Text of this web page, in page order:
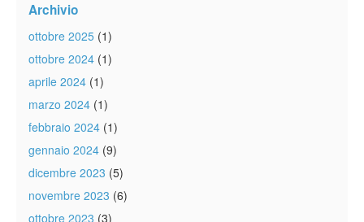
Archivio
ottobre 2025 (1)
ottobre 2024 (1)
aprile 2024 (1)
marzo 2024 (1)
febbraio 2024 (1)
gennaio 2024 (9)
dicembre 2023 (5)
novembre 2023 (6)
ottobre 2023 (3)